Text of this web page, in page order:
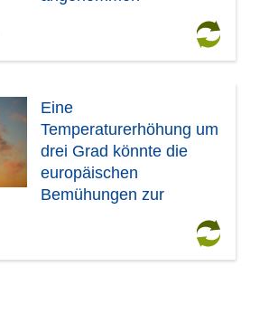
Eine
Temperaturerhöhung um
drei Grad könnte die
europäischen
Bemühungen zur